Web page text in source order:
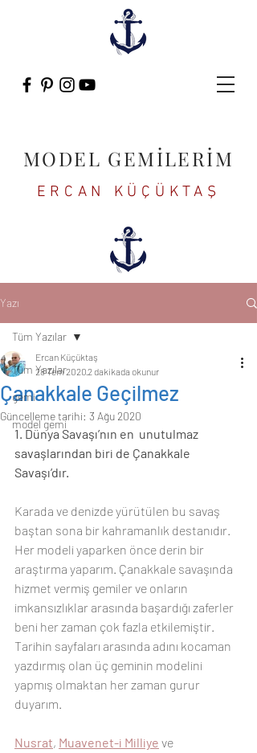
MODEL GEMİLERİM
ERCAN KÜÇÜKTAŞ
Yazı
Tüm Yazılar
gemi
model gemi
Tüm Yazılar
Çanakkale Geçilmez
Ercan Küçüktaş
28 Tem 20202 dakikada okunur
Güncelleme tarihi: 3 Ağu 2020
1. Dünya Savaşı’nın en  unutulmaz
savaşlarından biri de Çanakkale
Savaşı’dır.
Karada ve denizde yürütülen bu savaş
baştan sona bir kahramanlık destanıdır.
Her modeli yaparken önce derin bir
araştırma yaparım. Çanakkale savaşında
hizmet vermiş gemiler ve onların
imkansızlıklar arasında başardığı zaferler
beni her zaman çok fazla etkilemiştir.
Tarihin sayfaları arasında adını kocaman
yazdırmış olan üç geminin modelini
yapmış olmaktan her zaman gurur
duyarım.
Nusrat, Muavenet-i Milliye ve